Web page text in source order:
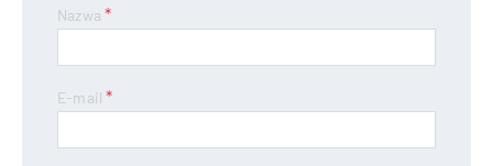
Nazwa*
E-mail*